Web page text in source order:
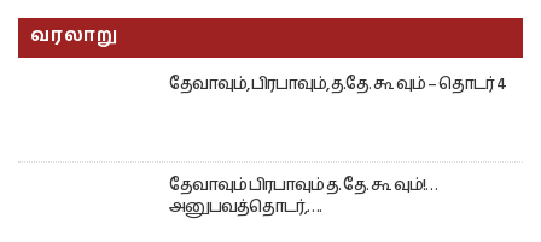
வரலாறு
தேவாவும், பிரபாவும், த.தே. கூ வும் – தொடர் 4
தேவாவும் பிரபாவும் த. தே. கூ வும்!…
அனுபவத்தொடர்,….